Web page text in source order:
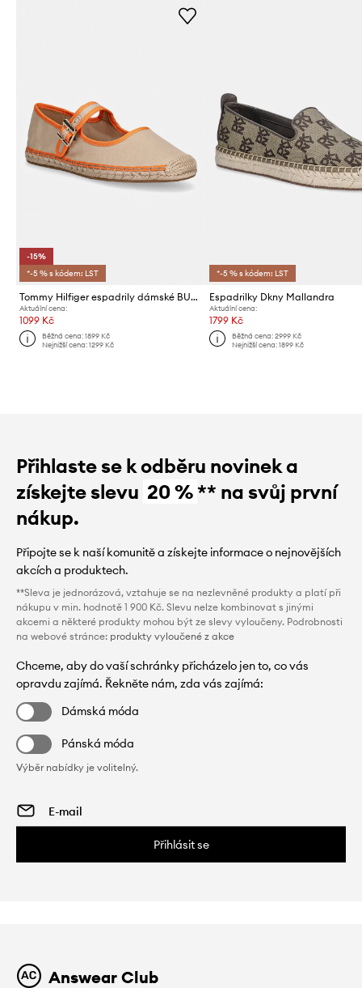
-15%
*-5 % s kódem: LST
Tommy Hilfiger espadrily dámské BUCKLE MARYJANE ESPADRILLE
Aktuální cena:
1099 Kč
Běžná cena:1899 Kč
Nejnižší cena:1299 Kč
*-5 % s kódem: LST
Espadrilky Dkny Mallandra
Aktuální cena:
1799 Kč
Běžná cena: 2999 Kč
Nejnižší cena: 1899 Kč
Přihlaste se k odběru novinek a
získejte slevu 20 %** na svůj první
nákup.
Připojte se k naší komunitě a získejte informace o nejnovějších
akcích a produktech.
**Sleva je jednorázová, vztahuje se na nezlevněné produkty a platí při
nákupu v min. hodnotě 1 900 Kč. Slevu nelze kombinovat s jinými
akcemi a některé produkty mohou být ze slevy vyloučeny. Podrobnosti
na webové stránce: produkty vyloučené z akce
Chceme, aby do vaší schránky přicházelo jen to, co vás
opravdu zajímá. Řekněte nám, zda vás zajímá:
Dámská móda
Pánská móda
Výběr nabídky je volitelný.
Přihlásit se
Answear Club